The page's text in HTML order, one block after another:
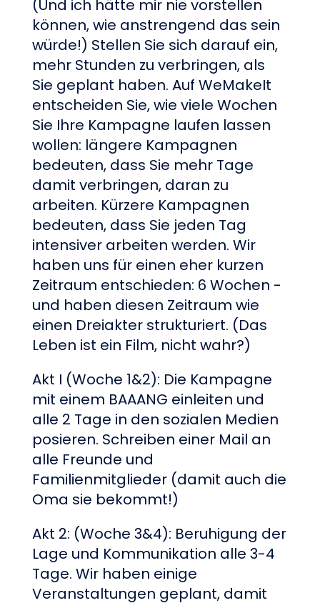
(Und ich hätte mir nie vorstellen
können, wie anstrengend das sein
würde!) Stellen Sie sich darauf ein,
mehr Stunden zu verbringen, als
Sie geplant haben. Auf WeMakeIt
entscheiden Sie, wie viele Wochen
Sie Ihre Kampagne laufen lassen
wollen: längere Kampagnen
bedeuten, dass Sie mehr Tage
damit verbringen, daran zu
arbeiten. Kürzere Kampagnen
bedeuten, dass Sie jeden Tag
intensiver arbeiten werden. Wir
haben uns für einen eher kurzen
Zeitraum entschieden: 6 Wochen -
und haben diesen Zeitraum wie
einen Dreiakter strukturiert. (Das
Leben ist ein Film, nicht wahr?)
Akt I (Woche 1&2): Die Kampagne
mit einem BAAANG einleiten und
alle 2 Tage in den sozialen Medien
posieren. Schreiben einer Mail an
alle Freunde und
Familienmitglieder (damit auch die
Oma sie bekommt!)
Akt 2: (Woche 3&4): Beruhigung der
Lage und Kommunikation alle 3-4
Tage. Wir haben einige
Veranstaltungen geplant, damit